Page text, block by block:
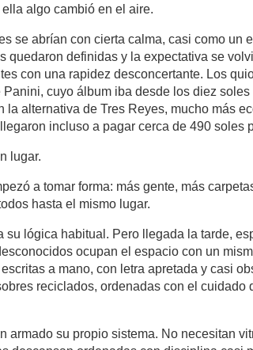
algo cambió en el aire.
se abrían con cierta calma, casi como un
quedaron definidas y la expectativa se
con una rapidez desconcertante. Los
cuyo álbum iba desde los diez
la alternativa de Tres Reyes, mucho más
incluso a pagar cerca de 490 soles
lugar.
a tomar forma: más gente, más
hasta el mismo lugar.
su lógica habitual. Pero llegada la tarde,
ocupan el espacio con un
a mano, con letra apretada y casi
reciclados, ordenadas con el
armado su propio sistema. No necesitan